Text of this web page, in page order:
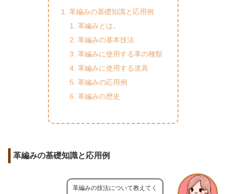
革編みの基礎知識と応用例
革編みとは。
革編みの基本技法
革編みに使用する革の種類
革編みに使用する道具
革編みの応用例
革編みの歴史
革編みの基礎知識と応用例
革編みの技法について教えてく